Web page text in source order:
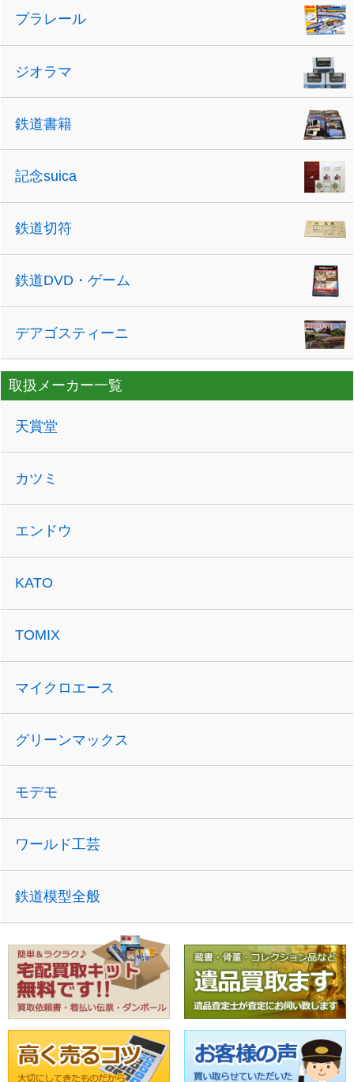
プラレール
ジオラマ
鉄道書籍
記念suica
鉄道切符
鉄道DVD・ゲーム
デアゴスティーニ
取扱メーカー一覧
天賞堂
カツミ
エンドウ
KATO
TOMIX
マイクロエース
グリーンマックス
モデモ
ワールド工芸
鉄道模型全般